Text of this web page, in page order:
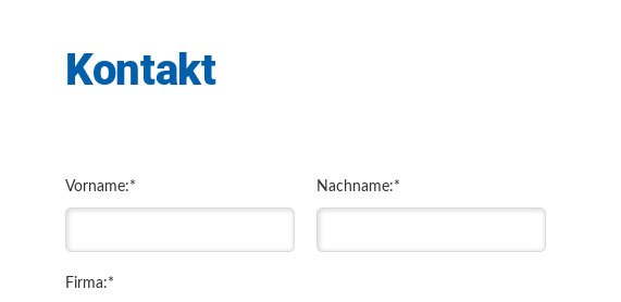
Kontakt
*
Vorname: *
Nachname:
*
Firma: